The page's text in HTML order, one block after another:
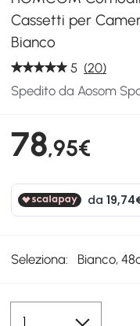
Cassetti per
Bianco
5 (20)
Spedito da Aosom
78,95€
Seleziona: Bianco,